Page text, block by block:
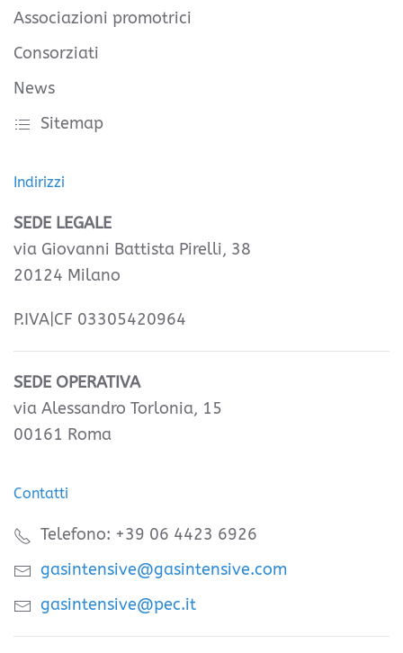
Associazioni promotrici
Consorziati
News
Sitemap
Indirizzi
SEDE LEGALE
via Giovanni Battista Pirelli, 38
20124 Milano
P.IVA|CF 03305420964
SEDE OPERATIVA
via Alessandro Torlonia, 15
00161 Roma
Contatti
Telefono: +39 06 4423 6926
gasintensive@gasintensive.com
gasintensive@pec.it